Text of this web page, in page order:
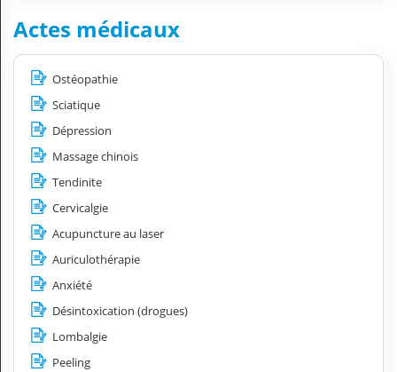
Actes médicaux
Ostéopathie
Sciatique
Dépression
Massage chinois
Tendinite
Cervicalgie
Acupuncture au laser
Auriculothérapie
Anxiété
Désintoxication (drogues)
Lombalgie
Peeling